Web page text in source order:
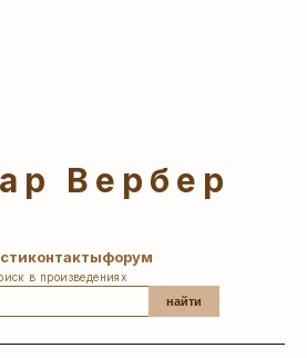
Вербер
контактыфорум
в произведениях
найти